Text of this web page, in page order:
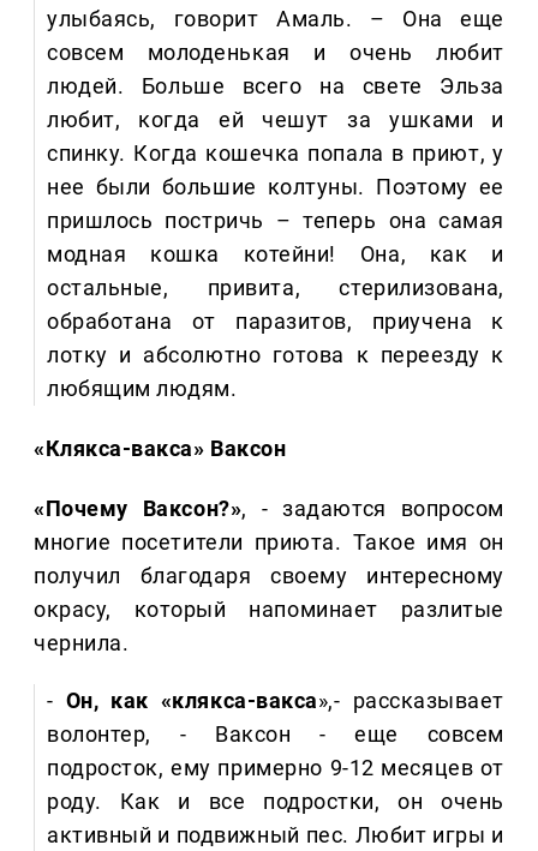
улыбаясь, говорит Амаль. – Она еще
совсем молоденькая и очень любит
людей. Больше всего на свете Эльза
любит, когда ей чешут за ушками и
спинку. Когда кошечка попала в приют, у
нее были большие колтуны. Поэтому ее
пришлось постричь – теперь она самая
модная кошка котейни! Она, как и
остальные, привита, стерилизована,
обработана от паразитов, приучена к
лотку и абсолютно готова к переезду к
любящим людям.
«Клякса-вакса» Ваксон
«Почему Ваксон?», - задаются вопросом
многие посетители приюта. Такое имя он
получил благодаря своему интересному
окрасу, который напоминает разлитые
чернила.
- Он, как «клякса-вакса»,- рассказывает
волонтер, - Ваксон - еще совсем
подросток, ему примерно 9-12 месяцев от
роду. Как и все подростки, он очень
активный и подвижный пес. Любит игры и